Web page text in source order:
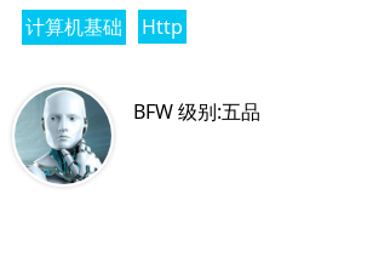
计算机基础 Http
BFW 级别:五品